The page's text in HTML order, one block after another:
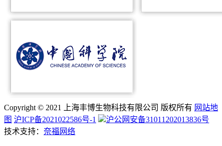
Copyright © 2021 上海丰博生物科技有限公司 版权所有 网站地
图 沪ICP备2021022586号-1
沪公网安备31011202013836号
技术支持： 奈福网络